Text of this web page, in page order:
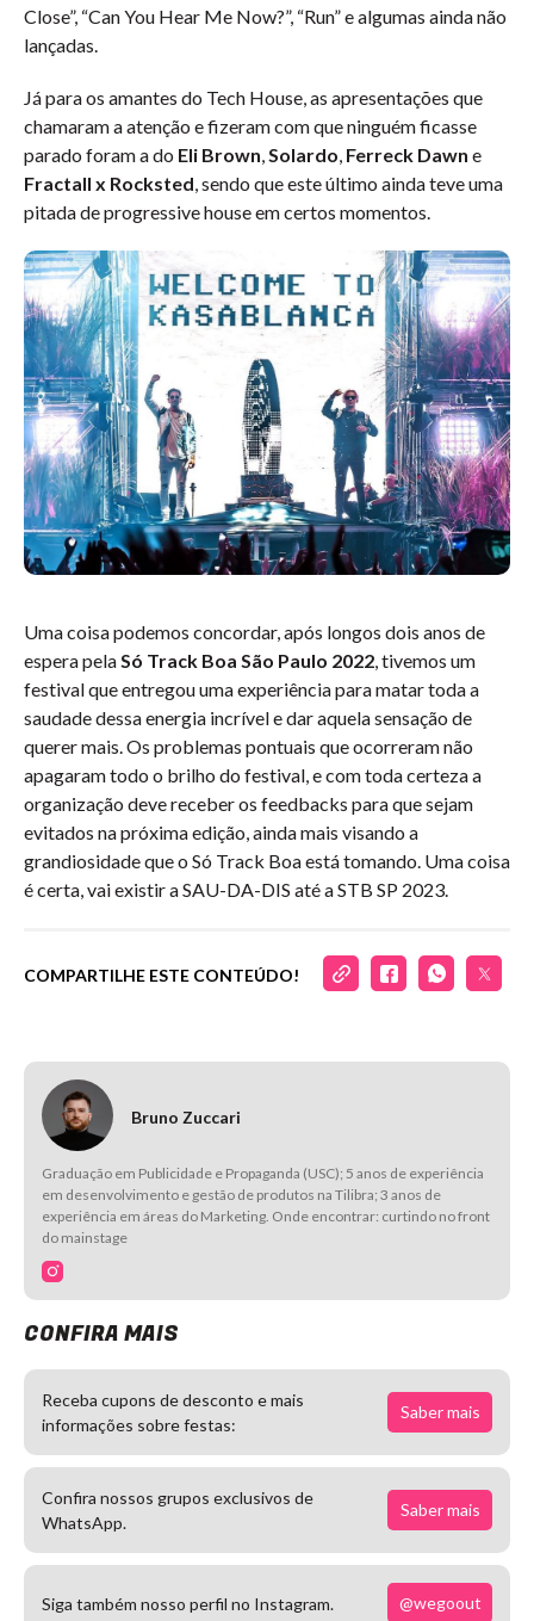
Close”, “Can You Hear Me Now?”, “Run” e algumas ainda não
lançadas.
Já para os amantes do Tech House, as apresentações que
chamaram a atenção e fizeram com que ninguém ficasse
parado foram a do Eli Brown,Solardo, Ferreck Dawn e
Fractall x Rocksted, sendo que este último ainda teve uma
pitada de progressive house em certos momentos.
Uma coisa podemos concordar, após longos dois anos de
espera pelaSó Track Boa São Paulo 2022, tivemos um
festival que entregou uma experiência para matar toda a
saudade dessa energia incrível e dar aquela sensação de
querer mais. Os problemas pontuais que ocorreram não
apagaram todo o brilho do festival, e com toda certeza a
organização deve receber os feedbacks para que sejam
evitados na próxima edição, ainda mais visando a
grandiosidade que o Só Track Boa está tomando. Uma coisa
é certa, vai existir a SAU-DA-DIS até a STB SP 2023.
COMPARTILHE ESTE CONTEÚDO!
Bruno Zuccari
Graduação em Publicidade e Propaganda (USC); 5 anos de experiência
em desenvolvimento e gestão de produtos na Tilibra; 3 anos de
experiência em áreas do Marketing. Onde encontrar: curtindo no front
do mainstage
CONFIRA MAIS
Receba cupons de desconto e mais
informações sobre festas:
Saber mais
Confira nossos grupos exclusivos de
WhatsApp.
Saber mais
Siga também nosso perfil no Instagram. @wegoout